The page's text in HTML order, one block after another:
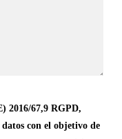
2016/67,9 RGPD,
con el objetivo de